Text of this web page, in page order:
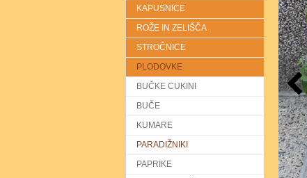
KAPUSNICE
ROŽE IN ZELIŠČA
STROČNICE
PLODOVKE
BUČKE CUKINI
BUČE
KUMARE
PARADIŽNIKI
PAPRIKE